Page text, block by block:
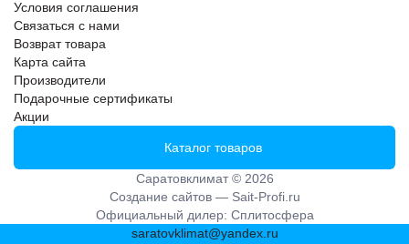
Условия соглашения
Связаться с нами
Возврат товара
Карта сайта
Производители
Подарочные сертификаты
Акции
Каталог товаров
Саратовклимат © 2026
Создание сайтов — Sait-Profi.ru
Официальный дилер: Сплитосфера
saratovklimat@yandex.ru